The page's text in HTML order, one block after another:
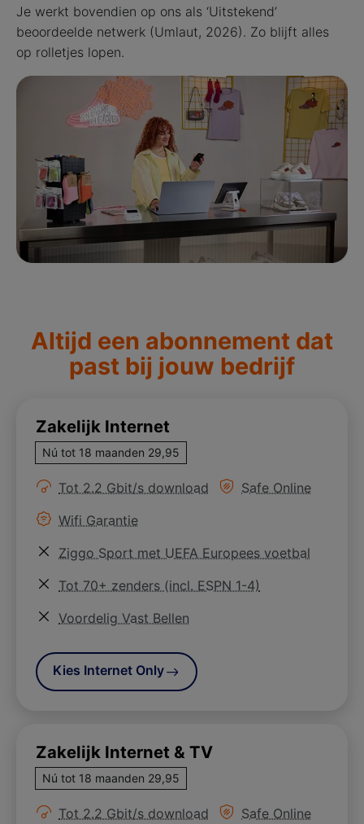
Je werkt bovendien op ons als ‘Uitstekend’
beoordeelde netwerk (Umlaut, 2026). Zo blijft alles
op rolletjes lopen.
Altijd een abonnement dat
past bij jouw bedrijf
Zakelijk Internet
Nú tot 18 maanden 29,95
Meer informatie over
Tot 2.2 Gbit/s download Meer informatie
Safe Online
Meer informatie over
Wifi Garantie
Meer informatie over
Ziggo Sport met UEFA Europees voetbal
Meer informatie over
Tot 70+ zenders (incl. ESPN 1-4)
Meer informatie over
Voordelig Vast Bellen
Kies Internet Only
Zakelijk Internet & TV
Nú tot 18 maanden 29,95
Meer informatie over
Tot 2.2 Gbit/s download Meer informatie
Safe Online